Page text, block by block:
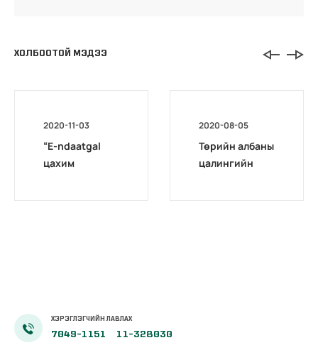
ХОЛБООТОЙ МЭДЭЭ
2020-11-03
“E-ndaatgal
цахим
2020-08-05
Төрийн албаны
цалингийн
ХЭРЭГЛЭГЧИЙН ЛАВЛАХ
7049-1151 11-328030